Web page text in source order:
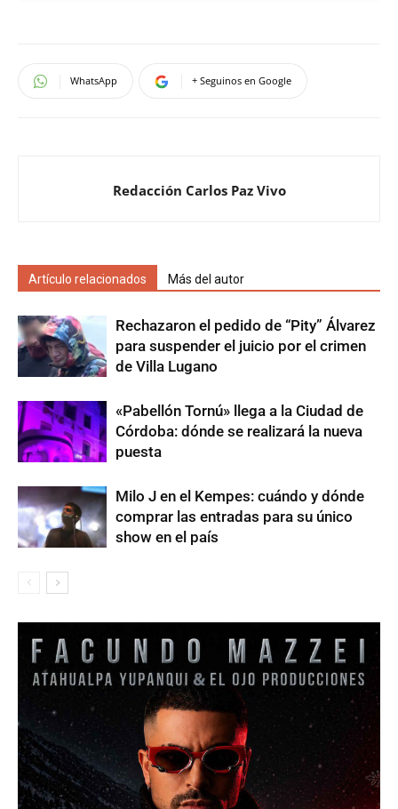
WhatsApp + Seguinos en Google
Redacción Carlos Paz Vivo
Artículo relacionados Más del autor
Rechazaron el pedido de “Pity” Álvarez
para suspender el juicio por el crimen
de Villa Lugano
«Pabellón Tornú» llega a la Ciudad de
Córdoba: dónde se realizará la nueva
puesta
Milo J en el Kempes: cuándo y dónde
comprar las entradas para su único
show en el país